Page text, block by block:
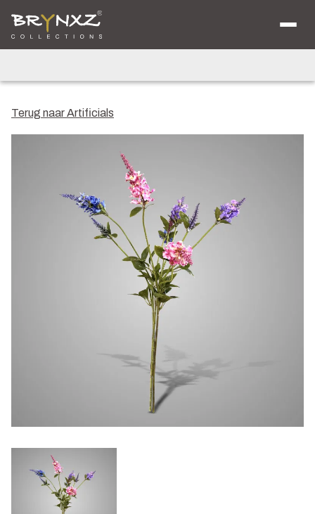
Over ons
Catalogus
Collecties
Ancient Clay
Verkooplocaties
Shop voor Retailers
Terug naar Artificials